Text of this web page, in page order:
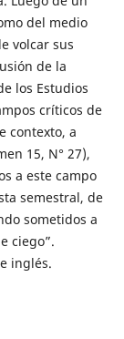
del medio
volcar sus
de la
los Estudios
críticos de
contexto, a
15, N° 27),
a este campo
semestral, de
sometidos a
ciego”.
inglés.